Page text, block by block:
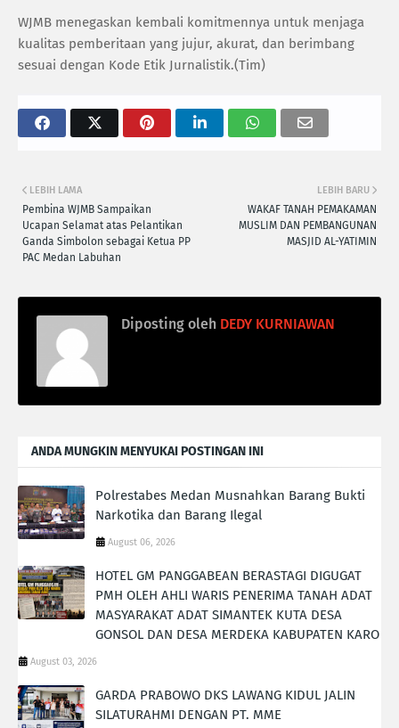
WJMB menegaskan kembali komitmennya untuk menjaga
kualitas pemberitaan yang jujur, akurat, dan berimbang
sesuai dengan Kode Etik Jurnalistik.(Tim)
LEBIH BARU
WAKAF TANAH PEMAKAMAN
MUSLIM DAN PEMBANGUNAN
MASJID AL-YATIMIN
LEBIH LAMA
Pembina WJMB Sampaikan
Ucapan Selamat atas Pelantikan
Ganda Simbolon sebagai Ketua PP
PAC Medan Labuhan
Diposting oleh DEDY KURNIAWAN
ANDA MUNGKIN MENYUKAI POSTINGAN INI
Polrestabes Medan Musnahkan Barang Bukti
Narkotika dan Barang Ilegal
August 06, 2026
HOTEL GM PANGGABEAN BERASTAGI DIGUGAT
PMH OLEH AHLI WARIS PENERIMA TANAH ADAT
MASYARAKAT ADAT SIMANTEK KUTA DESA
GONSOL DAN DESA MERDEKA KABUPATEN KARO
August 03, 2026
GARDA PRABOWO DKS LAWANG KIDUL JALIN
SILATURAHMI DENGAN PT. MME